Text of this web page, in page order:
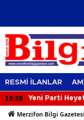
RESMİ İLANLAR
13:28 Yeni Parti
Merzifon Bilgi Gazetesi